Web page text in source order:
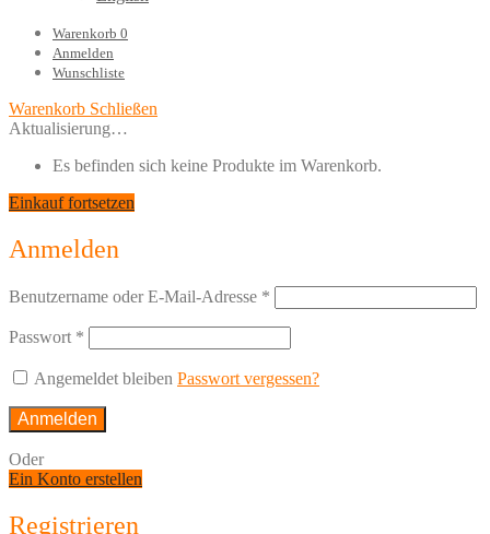
Warenkorb 0
Anmelden
Wunschliste
Warenkorb Schließen
Aktualisierung…
Es befinden sich keine Produkte im Warenkorb.
Einkauf fortsetzen
Anmelden
Benutzername oder E-Mail-Adresse *
Passwort *
Angemeldet bleiben Passwort vergessen?
Anmelden
Oder
Ein Konto erstellen
Registrieren